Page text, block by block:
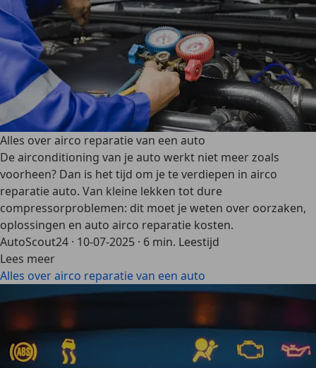
Alles over airco reparatie van een auto
De airconditioning van je auto werkt niet meer zoals
voorheen? Dan is het tijd om je te verdiepen in airco
reparatie auto. Van kleine lekken tot dure
compressorproblemen: dit moet je weten over oorzaken,
oplossingen en auto airco reparatie kosten.
AutoScout24 · 10-07-2025 · 6 min. Leestijd
Lees meer
Alles over airco reparatie van een auto